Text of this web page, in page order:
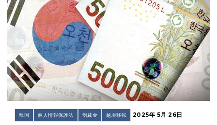
韓国 個人情報保護法 制裁金 越境移転 2025年 5月 26日